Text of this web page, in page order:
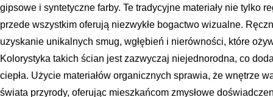
gipsowe i syntetyczne farby. Te tradycyjne materiały nie tylko
przede wszystkim oferują niezwykłe bogactwo wizualne.
uzyskanie unikalnych smug, wgłębień i nierówności, które
Kolorystyka takich ścian jest zazwyczaj niejednorodna, co
ciepła. Użycie materiałów organicznych sprawia, że wnętrze
świata przyrody, oferując mieszkańcom zmysłowe